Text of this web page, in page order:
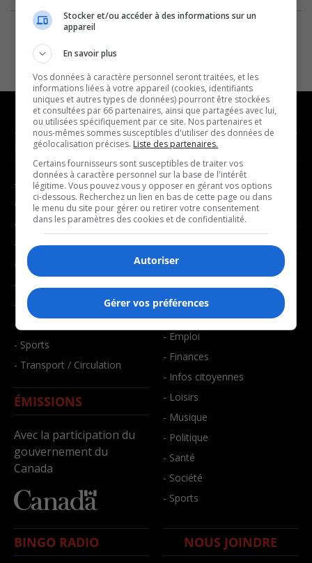
NOUVELLES
- Affaires municipales
- Communauté / Social
- Culture
- Économie
- Éducation
- Environnement
- Faits divers
- Santé et bien-être
- Sports
- Transport / Circulation
ÉMISSIONS
Avec la participation du
gouvernement du
Canada
MUSIQUE
- Décompte franco
- Joué récemment
BALADOS
- Affaires
- Art de vivre
- Bien-être
- Emploi
- Finances
- Infos citoyennes
- Loisirs
- Musique
- Politique
- Santé
- Société
- Sports
BINGO RADIO NOUS JOINDRE
Stocker et/ou accéder à des informations sur un
appareil
En savoir plus
Vos données à caractère personnel seront traitées, et les
informations liées à votre appareil (cookies, identifiants
uniques et autres types de données) pourront être stockées
et consultées par 66 partenaires, ainsi que partagées avec lui,
ou utilisées spécifiquement par ce site. Nos partenaires et
nous-mêmes sommes susceptibles d'utiliser des données de
géolocalisation précises. Liste des partenaires.
Certains fournisseurs sont susceptibles de traiter vos
données à caractère personnel sur la base de l'intérêt
légitime. Vous pouvez vous y opposer en gérant vos options
ci-dessous. Recherchez un lien en bas de cette page ou dans
le menu du site pour gérer ou retirer votre consentement
dans les paramètres des cookies et de confidentialité.
Autoriser
Gérer vos préférences